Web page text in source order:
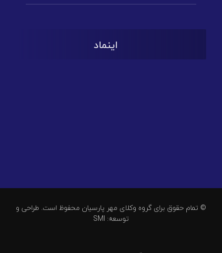
اینماد
© تمام حقوق برای گروه وکلای مهر پارسیان محفوظ است. طراحی و
توسعه: SMI